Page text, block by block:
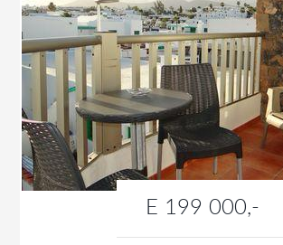
E 199 000,-